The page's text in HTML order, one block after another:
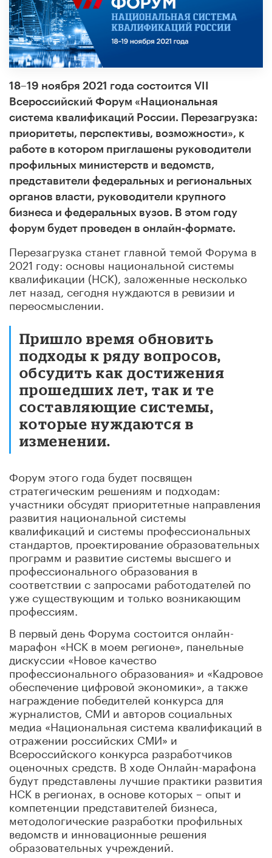
18–19 ноября 2021 года состоится VII
Всероссийский Форум «Национальная
система квалификаций России. Перезагрузка:
приоритеты, перспективы, возможности», к
работе в котором приглашены руководители
профильных министерств и ведомств,
представители федеральных и региональных
органов власти, руководители крупного
бизнеса и федеральных вузов. В этом году
форум будет проведен в онлайн-формате.
Перезагрузка станет главной темой Форума в
2021 году: основы национальной системы
квалификации (НСК), заложенные несколько
лет назад, сегодня нуждаются в ревизии и
переосмыслении.
Пришло время обновить
подходы к ряду вопросов,
обсудить как достижения
прошедших лет, так и те
составляющие системы,
которые нуждаются в
изменении.
Форум этого года будет посвящен
стратегическим решениям и подходам:
участники обсудят приоритетные направления
развития национальной системы
квалификаций и системы профессиональных
стандартов, проектирование образовательных
программ и развитие системы высшего и
профессионального образования в
соответствии с запросами работодателей по
уже существующим и только возникающим
профессиям.
В первый день Форума состоится онлайн-
марафон «НСК в моем регионе», панельные
дискуссии «Новое качество
профессионального образования» и «Кадровое
обеспечение цифровой экономики», а также
награждение победителей конкурса для
журналистов, СМИ и авторов социальных
медиа «Национальная система квалификаций в
отражении российских СМИ» и
Всероссийского конкурса разработчиков
оценочных средств. В ходе Онлайн-марафона
будут представлены лучшие практики развития
НСК в регионах, в основе которых – опыт и
компетенции представителей бизнеса,
методологические разработки профильных
ведомств и инновационные решения
образовательных учреждений.